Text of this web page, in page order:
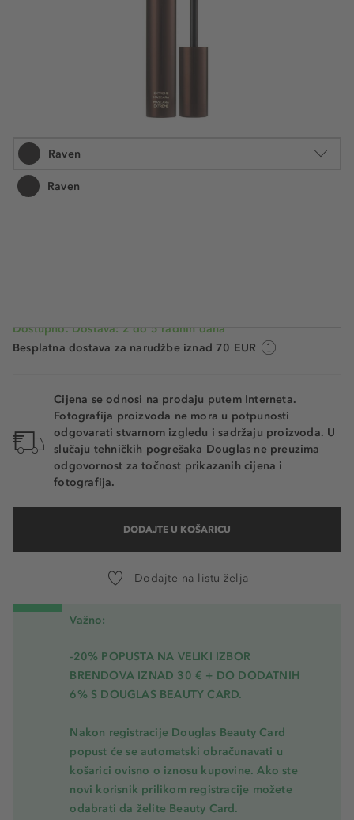
Raven
Raven
Dostupno. Dostava: 2 do 5 radnih dana
Besplatna dostava za narudžbe iznad 70 EUR
Cijena se odnosi na prodaju putem Interneta.
Fotografija proizvoda ne mora u potpunosti
odgovarati stvarnom izgledu i sadržaju proizvoda. U
slučaju tehničkih pogrešaka Douglas ne preuzima
odgovornost za točnost prikazanih cijena i
fotografija.
DODAJTE U KOŠARICU
Dodajte na listu želja
Važno:
-20% POPUSTA NA VELIKI IZBOR
BRENDOVA IZNAD 30 € + DO DODATNIH
6% S DOUGLAS BEAUTY CARD.
Nakon registracije Douglas Beauty Card
popust će se automatski obračunavati u
košarici ovisno o iznosu kupovine. Ako ste
novi korisnik prilikom registracije možete
odabrati da želite Beauty Card.